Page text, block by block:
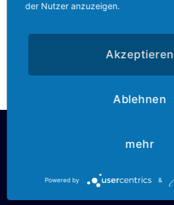
der Nutzer anzuzeigen.
Akzeptieren
Ablehnen
mehr
Powered by &